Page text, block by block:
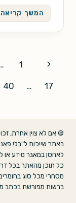
המשך קריאה
Page
Previous
Page
1
17
…
40
© אם לא צוין אחרת,
באתר שייכות ל"בלי
לאחסן במאגר מידע או
כל תוכן מהאתר בכל
מסחרי מכל סוג
ברשות מפורשת בכתב מבעלי